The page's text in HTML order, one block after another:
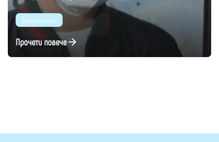
Добросторник
Прочети повече